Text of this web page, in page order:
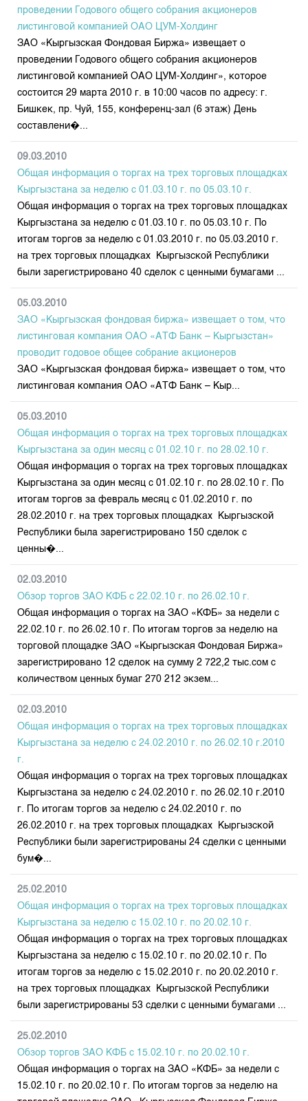
проведении Годового общего собрания акционеров
листинговой компанией ОАО ЦУМ-Холдинг
ЗАО «Кыргызская Фондовая Биржа» извещает о
проведении Годового общего собрания акционеров
листинговой компанией ОАО ЦУМ-Холдинг», которое
состоится 29 марта 2010 г. в 10:00 часов по адресу: г.
Бишкек, пр. Чуй, 155, конференц-зал (6 этаж) День
составлени�...
09.03.2010
Общая информация о торгах на трех торговых площадках
Кыргызстана за неделю с 01.03.10 г. по 05.03.10 г.
Общая информация о торгах на трех торговых площадках
Кыргызстана за неделю с 01.03.10 г. по 05.03.10 г. По
итогам торгов за неделю с 01.03.2010 г. по 05.03.2010 г.
на трех торговых площадках Кыргызской Республики
были зарегистрировано 40 сделок с ценными бумагами ...
05.03.2010
ЗАО «Кыргызская фондовая биржа» извещает о том, что
листинговая компания ОАО «АТФ Банк – Кыргызстан»
проводит годовое общее собрание акционеров
ЗАО «Кыргызская фондовая биржа» извещает о том, что
листинговая компания ОАО «АТФ Банк – Кыр...
05.03.2010
Общая информация о торгах на трех торговых площадках
Кыргызстана за один месяц с 01.02.10 г. по 28.02.10 г.
Общая информация о торгах на трех торговых площадках
Кыргызстана за один месяц с 01.02.10 г. по 28.02.10 г. По
итогам торгов за февраль месяц с 01.02.2010 г. по
28.02.2010 г. на трех торговых площадках Кыргызской
Республики была зарегистрировано 150 сделок с
ценны�...
02.03.2010
Обзор торгов ЗАО КФБ с 22.02.10 г. по 26.02.10 г.
Общая информация о торгах на ЗАО «КФБ» за недели с
22.02.10 г. по 26.02.10 г. По итогам торгов за неделю на
торговой площадке ЗАО «Кыргызская Фондовая Биржа»
зарегистрировано 12 сделок на сумму 2 722,2 тыс.сом с
количеством ценных бумаг 270 212 экзем...
02.03.2010
Общая информация о торгах на трех торговых площадках
Кыргызстана за неделю с 24.02.2010 г. по 26.02.10 г.2010
г.
Общая информация о торгах на трех торговых площадках
Кыргызстана за неделю с 24.02.2010 г. по 26.02.10 г.2010
г. По итогам торгов за неделю с 24.02.2010 г. по
26.02.2010 г. на трех торговых площадках Кыргызской
Республики были зарегистрированы 24 сделки с ценными
бум�...
25.02.2010
Общая информация о торгах на трех торговых площадках
Кыргызстана за неделю с 15.02.10 г. по 20.02.10 г.
Общая информация о торгах на трех торговых площадках
Кыргызстана за неделю с 15.02.10 г. по 20.02.10 г. По
итогам торгов за неделю с 15.02.2010 г. по 20.02.2010 г.
на трех торговых площадках Кыргызской Республики
были зарегистрированы 53 сделки с ценными бумагами ...
25.02.2010
Обзор торгов ЗАО КФБ с 15.02.10 г. по 20.02.10 г.
Общая информация о торгах на ЗАО «КФБ» за недели с
15.02.10 г. по 20.02.10 г. По итогам торгов за неделю на